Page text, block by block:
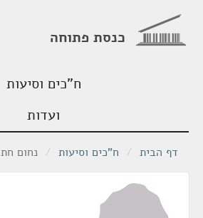
כנסת פתוחה
ח"כים וסיעות
ועדות
דף הבית / ח"כים וסיעות / נחום חת